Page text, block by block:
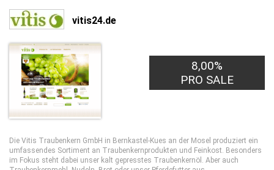
vitis24.de
8,00%
PRO SALE
Die Vitis Traubenkern GmbH in Bernkastel-Kues an der Mosel produziert ein
umfassendes Sortiment an Traubenkernprodukten und Feinkost. Besonders
im Fokus steht dabei unser kalt gepresstes Traubenkernöl. Aber auch